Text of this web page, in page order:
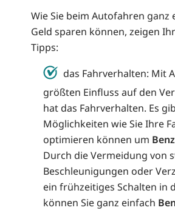
Wie Sie beim Autofahren ganz
Geld sparen können, zeigen
Tipps:
das Fahrverhalten: Mit
größten Einfluss auf den
hat das Fahrverhalten. Es
Möglichkeiten wie Sie Ihre
optimieren können um
Durch die Vermeidung von
Beschleunigungen oder
ein frühzeitiges Schalten in
können Sie ganz einfach